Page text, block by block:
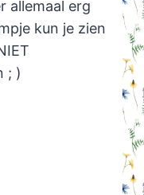
allemaal erg
kun je zien
; )